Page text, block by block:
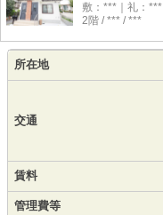
敷：***｜礼：***
2階 / *** / ***
所在地
交通
賃料
管理費等